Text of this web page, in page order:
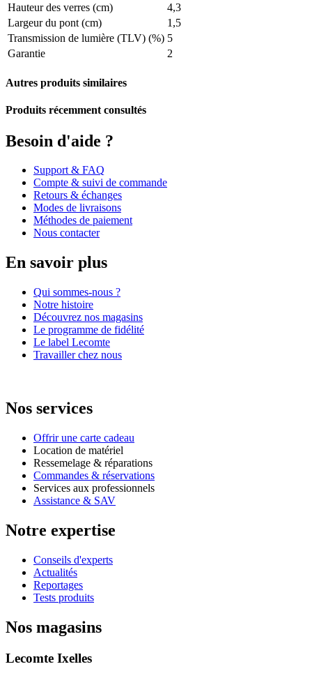
Hauteur des verres (cm)
4,3
Largeur du pont (cm)
1,5
Transmission de lumière (TLV) (%) 5
Garantie
2
Autres produits similaires
Produits récemment consultés
Besoin d'aide ?
Support & FAQ
Compte & suivi de commande
Retours & échanges
Modes de livraisons
Méthodes de paiement
Nous contacter
En savoir plus
Qui sommes-nous ?
Notre histoire
Découvrez nos magasins
Le programme de fidélité
Le label Lecomte
Travailler chez nous
Nos services
Offrir une carte cadeau
Location de matériel
Ressemelage & réparations
Commandes & réservations
Services aux professionnels
Assistance & SAV
Notre expertise
Conseils d'experts
Actualités
Reportages
Tests produits
Nos magasins
Lecomte Ixelles